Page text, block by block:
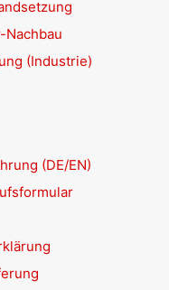
Nachbau
(Industrie)
(DE/EN)